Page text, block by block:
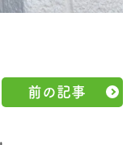
前の記事